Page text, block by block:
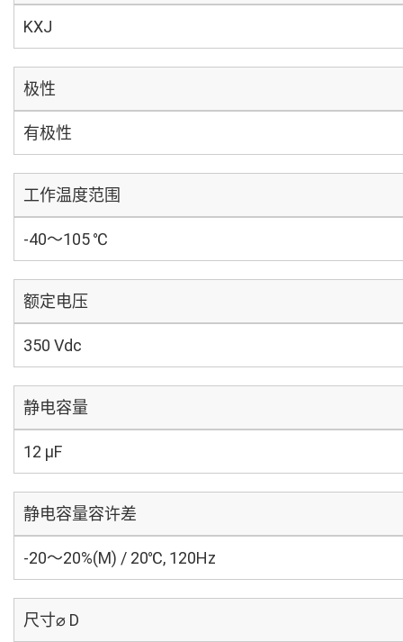
KXJ
极性
有极性
工作温度范围
-40～105 ℃
额定电压
350 Vdc
静电容量
12 µF
静电容量容许差
-20～20%(M) / 20℃, 120Hz
尺寸⌀ D